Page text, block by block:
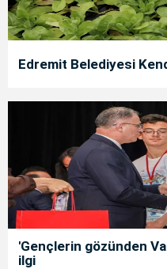
Edremit Belediyesi
'Gençlerin gözünden
ilgi